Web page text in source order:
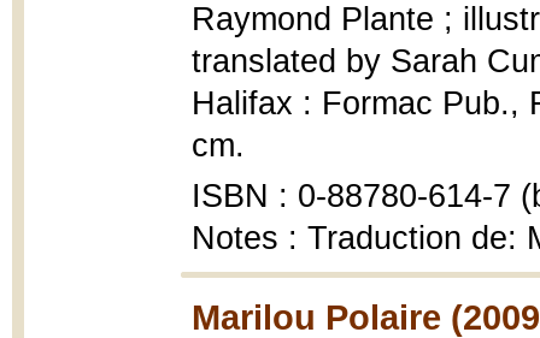
Raymond Plante ;
translated by Sarah
Halifax : Formac Pub.,
cm.
ISBN : 0-88780-614-7
Notes : Traduction de:
Marilou Polaire